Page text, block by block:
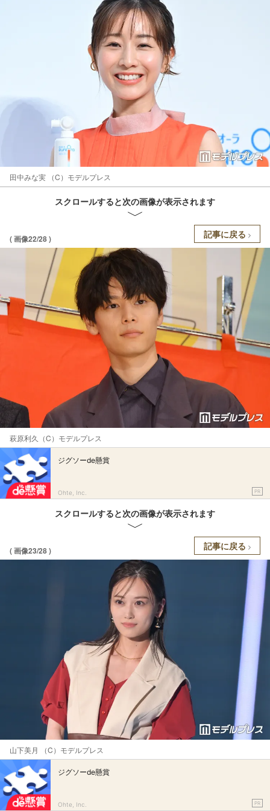
田中みな実 （C）モデルプレス
スクロールすると次の画像が表示されます
( 画像22/28 ) 記事に戻る
萩原利久（C）モデルプレス
ジグソーde懸賞
Ohte, Inc. PR
スクロールすると次の画像が表示されます
( 画像23/28 ) 記事に戻る
山下美月 （C）モデルプレス
ジグソーde懸賞
Ohte, Inc. PR